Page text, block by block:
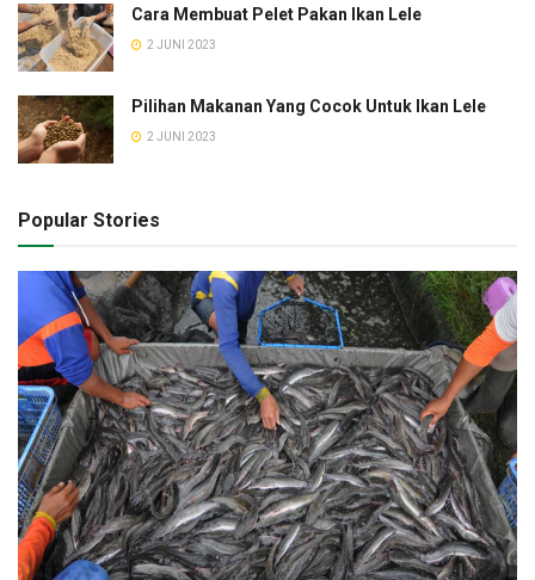
Cara Membuat Pelet Pakan Ikan Lele
2 JUNI 2023
Pilihan Makanan Yang Cocok Untuk Ikan Lele
2 JUNI 2023
Popular Stories